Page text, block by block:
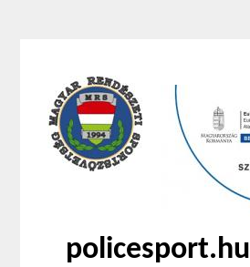
policesport.hu